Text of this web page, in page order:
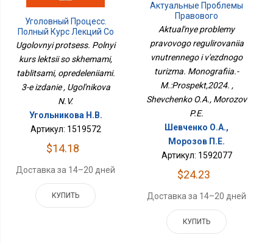
Уголовный Процесс.
Полный Курс Лекций Со
Схемами, Таблицами,
Определениями. 3-Е
Издание
Ugolovnyi protsess. Polnyi
kurs lektsii so skhemami,
tablitsami, opredeleniiami.
3-e izdanie , Ugol'nikova
N.V.
Угольникова Н.В.
Артикул: 1519572
$14.18
Доставка за 14–20 дней
КУПИТЬ
Актуальные Проблемы
Правового
Регулирования
Внутреннего И
Въездного Туризма.
Монография.-
М.:Проспект,2024.
Aktual'nye problemy
pravovogo regulirovaniia
vnutrennego i v'ezdnogo
turizma. Monografiia.-
M.:Prospekt,2024. ,
Shevchenko O.A., Morozov
P.E.
Шевченко О.А.,
Морозов П.Е.
Артикул: 1592077
$24.23
Доставка за 14–20 дней
КУПИТЬ